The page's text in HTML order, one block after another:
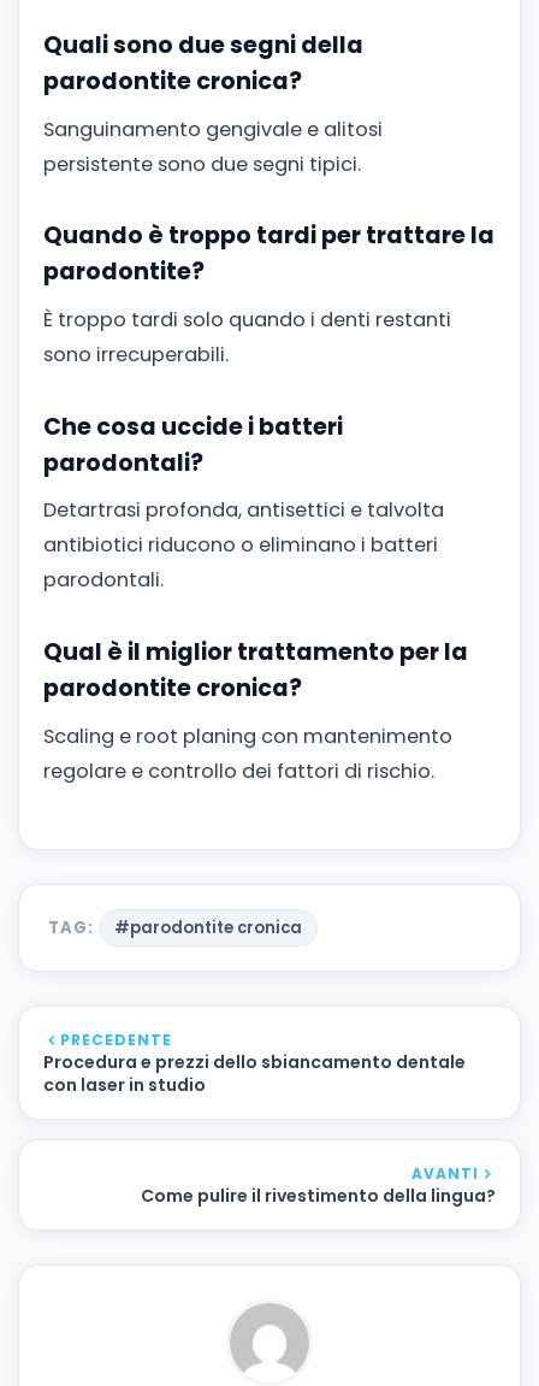
Quali sono due segni della
parodontite cronica?
Sanguinamento gengivale e alitosi
persistente sono due segni tipici.
Quando è troppo tardi per trattare la
parodontite?
È troppo tardi solo quando i denti restanti
sono irrecuperabili.
Che cosa uccide i batteri
parodontali?
Detartrasi profonda, antisettici e talvolta
antibiotici riducono o eliminano i batteri
parodontali.
Qual è il miglior trattamento per la
parodontite cronica?
Scaling e root planing con mantenimento
regolare e controllo dei fattori di rischio.
TAG: #parodontite cronica
PRECEDENTE
Procedura e prezzi dello sbiancamento dentale
con laser in studio
AVANTI
Come pulire il rivestimento della lingua?